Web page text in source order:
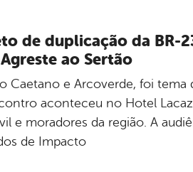
de duplicação da BR-
ao Sertão
Caetano e Arcoverde, foi tema
aconteceu no Hotel
e moradores da região. A
de Impacto